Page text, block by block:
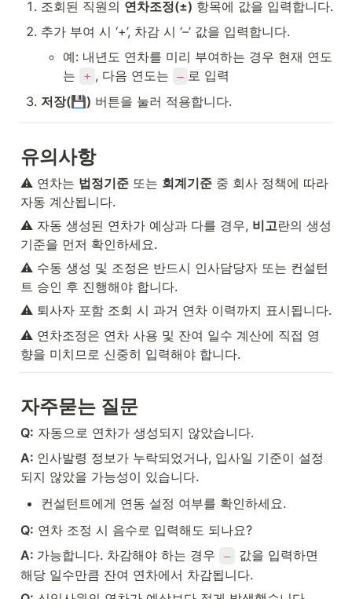
조회된 직원의 연차조정(±) 항목에 값을 입력합니다.
추가 부여 시 ‘+’, 차감 시 ‘–’ 값을 입력합니다.
예: 내년도 연차를 미리 부여하는 경우 현재 연도
는
+ , 다음 연도는 – 로 입력
저장(💾) 버튼을 눌러 적용합니다.
유의사항
⚠️ 연차는 법정기준 또는 회계기준 중 회사 정책에 따라
자동 계산됩니다.
⚠️ 자동 생성된 연차가 예상과 다를 경우, 비고란의 생성
기준을 먼저 확인하세요.
⚠️ 수동 생성 및 조정은 반드시 인사담당자 또는 컨설턴
트 승인 후 진행해야 합니다.
⚠️ 퇴사자 포함 조회 시 과거 연차 이력까지 표시됩니다.
⚠️ 연차조정은 연차 사용 및 잔여 일수 계산에 직접 영
향을 미치므로 신중히 입력해야 합니다.
자주묻는 질문
Q: 자동으로 연차가 생성되지 않았습니다.
A: 인사발령 정보가 누락되었거나, 입사일 기준이 설정
되지 않았을 가능성이 있습니다.
컨설턴트에게 연동 설정 여부를 확인하세요.
Q: 연차 조정 시 음수로 입력해도 되나요?
A: 가능합니다. 차감해야 하는 경우 –
값을 입력하면
해당 일수만큼 잔여 연차에서 차감됩니다.